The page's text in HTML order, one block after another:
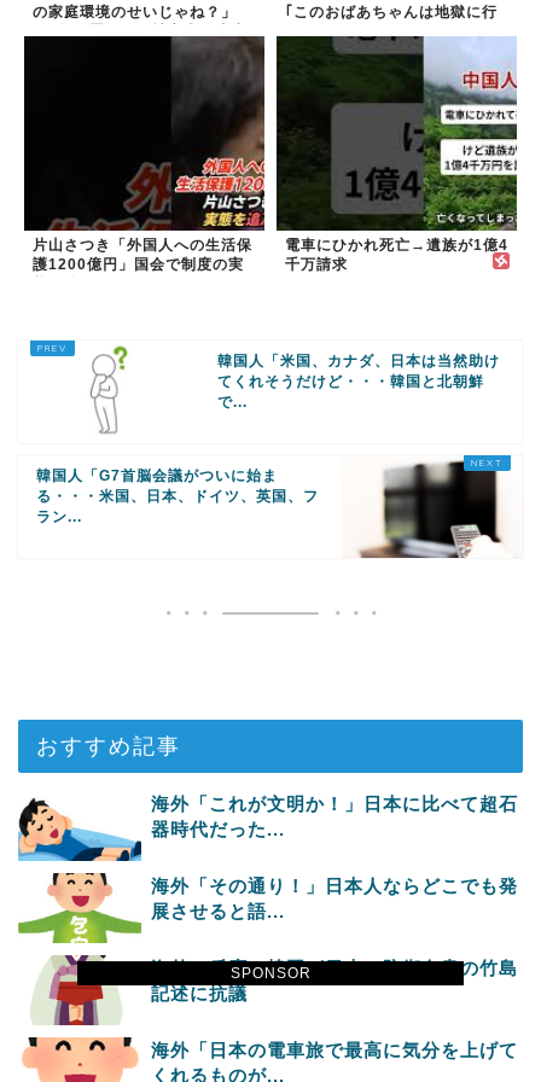
SPONSOR
の家庭環境のせいじゃね？」
｢このおばあちゃんは地獄に行
片山さつき「外国人への生活保
護1200億円」国会で制度の実
電車にひかれ死亡→遺族が1億4
千万請求
韓国人「米国、カナダ、日本は当然助け
てくれそうだけど・・・韓国と北朝鮮
で...
韓国人「G7首脳会議がついに始ま
る・・・米国、日本、ドイツ、英国、フ
ラン...
おすすめ記事
海外「これが文明か！」日本に比べて超石
器時代だった...
海外「その通り！」日本人ならどこでも発
展させると語...
海外の反応：韓国が日本の防衛白書の竹島
記述に抗議
海外「日本の電車旅で最高に気分を上げて
くれるものが...